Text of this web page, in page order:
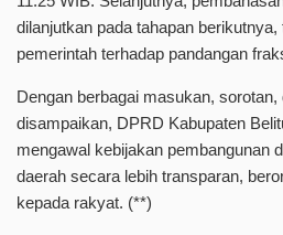
dilanjutkan pada tahapan
pemerintah terhadap pandangan
Dengan berbagai masukan,
disampaikan, DPRD Kabupaten
mengawal kebijakan pembangunan
daerah secara lebih transparan,
kepada rakyat. (**)